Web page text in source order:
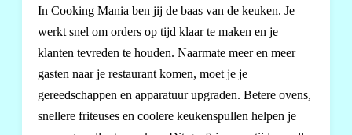
In Cooking Mania ben jij de baas van de keuken. Je
werkt snel om orders op tijd klaar te maken en je
klanten tevreden te houden. Naarmate meer en meer
gasten naar je restaurant komen, moet je je
gereedschappen en apparatuur upgraden. Betere ovens,
snellere friteuses en coolere keukenspullen helpen je